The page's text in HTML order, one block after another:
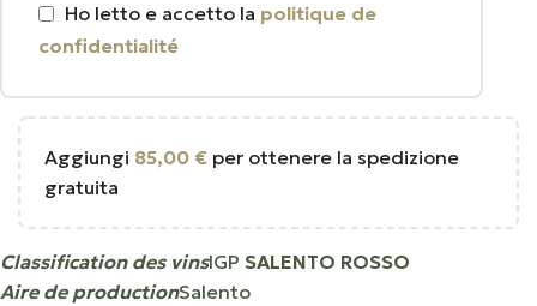
Ho letto e accetto la politique de
confidentialité
Aggiungi 85,00 € per ottenere la spedizione
gratuita
Classification des vinsIGP SALENTO ROSSO
Aire de productionSalento